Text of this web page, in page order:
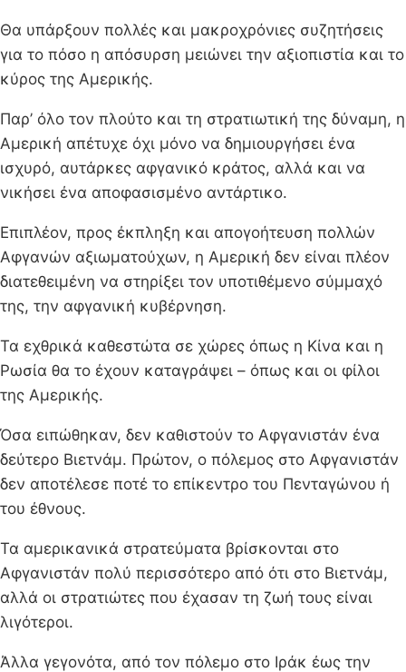
Θα υπάρξουν πολλές και μακροχρόνιες συζητήσεις
για το πόσο η απόσυρση μειώνει την αξιοπιστία και το
κύρος της Αμερικής.
Παρ’ όλο τον πλούτο και τη στρατιωτική της δύναμη, η
Αμερική απέτυχε όχι μόνο να δημιουργήσει ένα
ισχυρό, αυτάρκες αφγανικό κράτος, αλλά και να
νικήσει ένα αποφασισμένο αντάρτικο.
Επιπλέον, προς έκπληξη και απογοήτευση πολλών
Αφγανών αξιωματούχων, η Αμερική δεν είναι πλέον
διατεθειμένη να στηρίξει τον υποτιθέμενο σύμμαχό
της, την αφγανική κυβέρνηση.
Τα εχθρικά καθεστώτα σε χώρες όπως η Κίνα και η
Ρωσία θα το έχουν καταγράψει – όπως και οι φίλοι
της Αμερικής.
Όσα ειπώθηκαν, δεν καθιστούν το Αφγανιστάν ένα
δεύτερο Βιετνάμ. Πρώτον, ο πόλεμος στο Αφγανιστάν
δεν αποτέλεσε ποτέ το επίκεντρο του Πενταγώνου ή
του έθνους.
Τα αμερικανικά στρατεύματα βρίσκονται στο
Αφγανιστάν πολύ περισσότερο από ότι στο Βιετνάμ,
αλλά οι στρατιώτες που έχασαν τη ζωή τους είναι
λιγότεροι.
Άλλα γεγονότα, από τον πόλεμο στο Ιράκ έως την